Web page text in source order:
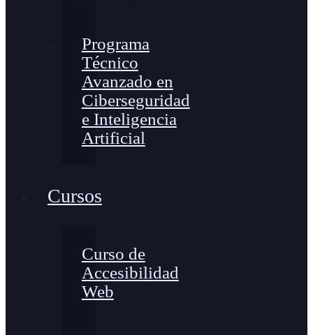
Programa
Técnico
Avanzado en
Ciberseguridad
e Inteligencia
Artificial
Cursos
Curso de
Accesibilidad
Web